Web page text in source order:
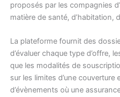
proposés par les compagnies
matière de santé, d’habitation,
La plateforme fournit des
d’évaluer chaque type d’offre,
que les modalités de
sur les limites d’une
d’évènements où une